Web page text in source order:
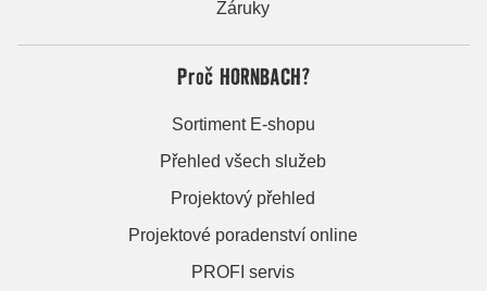
Záruky
Proč HORNBACH?
Sortiment E-shopu
Přehled všech služeb
Projektový přehled
Projektové poradenství online
PROFI servis